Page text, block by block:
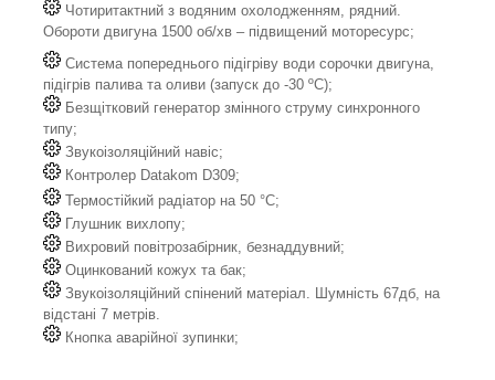
Чотиритактний з водяним охолодженням, рядний.
Обороти двигуна 1500 об/хв – підвищений моторесурс;
Система попереднього підігріву води сорочки двигуна,
підігрів палива та оливи (запуск до -30 ºС);
Безщітковий генератор змінного струму синхронного
типу;
Звукоізоляційний навіс;
Контролер Datakom D309;
Термостійкий радіатор на 50 °C;
Глушник вихлопу;
Вихровий повітрозабірник, безнаддувний;
Оцинкований кожух та бак;
Звукоізоляційний спінений матеріал. Шумність 67дб, на
відстані 7 метрів.
Кнопка аварійної зупинки;